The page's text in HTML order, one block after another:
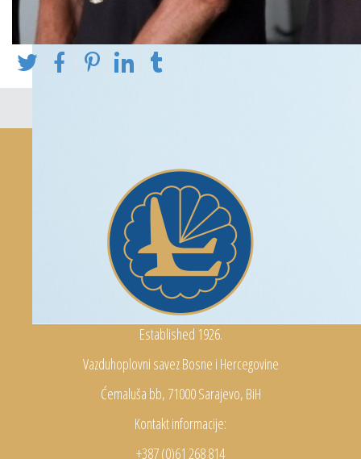
Established 1926.
Vazduhoplovni savez Bosne i Hercegovine
Ćemaluša bb, 71000 Sarajevo, BiH
Kontakt informacije:
+387 (0)61 268 814